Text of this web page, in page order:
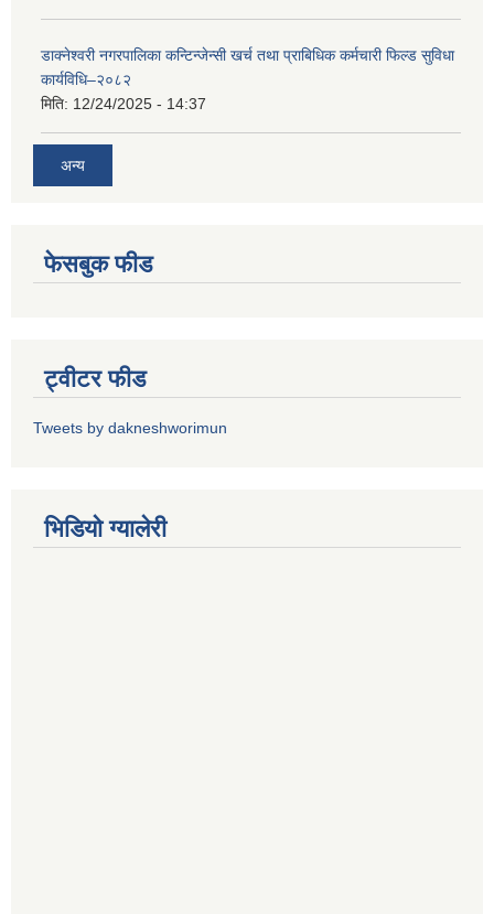
डाक्नेश्वरी नगरपालिका कन्टिन्जेन्सी खर्च तथा प्राबिधिक कर्मचारी फिल्ड सुविधा
कार्यविधि–२०८२
मिति: 12/24/2025 - 14:37
अन्य
फेसबुक फीड
ट्वीटर फीड
Tweets by dakneshworimun
भिडियाे ग्यालेरी